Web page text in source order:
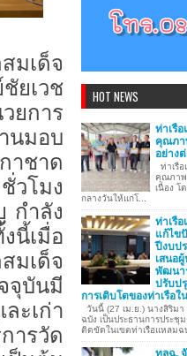
มเด็จ
ยเวช
ยการ
นมอบ
าชาด
วโมง
กำลัง
นี้เมื่อ
มเด็จ
จุบันมี
ะเก่า
ารวัด
HOT NEWS
ท่าเรื
คุณภา
อย่าง
ท่าเรื
คุณภาพ
เนื่อง โ
กลางวันให้แก่โ...
ท่าเรื
แก้ไข
ปีงบป
เสนอ
พัฒนา
ปรับป
การเติบโตของท่าเรือ
วันนี้ (27 เม.ย.) นางสิริม
ฉบัง เป็นประธานการประ
ติดขัดในเขตท่าเรือแหลมฉ